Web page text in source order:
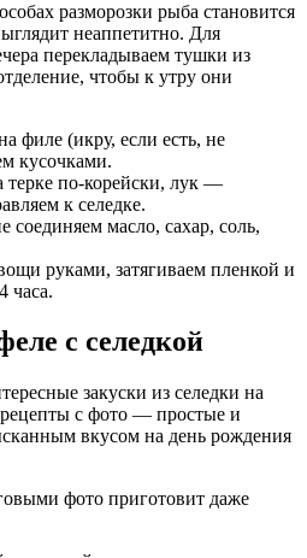
разморозки рыба становится
неаппетитно. Для
перекладываем тушки из
чтобы к утру они
филе (икру, если есть, не
кусочками.
терке по-корейски, лук —
к селедке.
соединяем масло, сахар, соль,
руками, затягиваем пленкой и
часа.
с селедкой
закуски из селедки на
с фото — простые и
вкусом на день рождения
фото приготовит даже